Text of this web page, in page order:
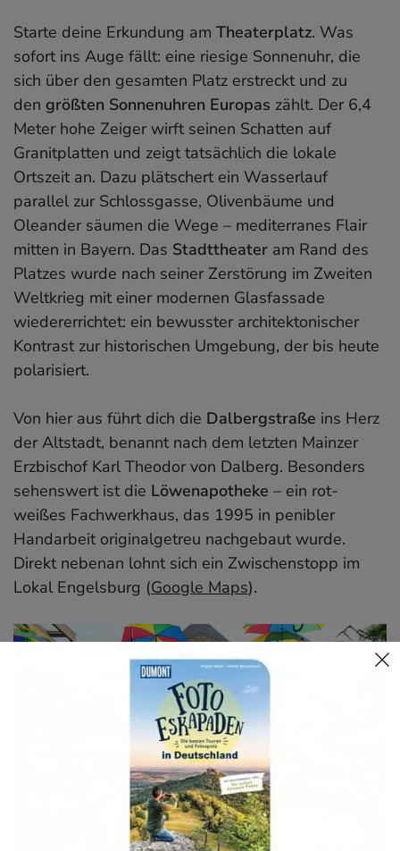
Starte deine Erkundung am Theaterplatz. Was
sofort ins Auge fällt: eine riesige Sonnenuhr, die
sich über den gesamten Platz erstreckt und zu
den größten Sonnenuhren Europas zählt. Der 6,4
Meter hohe Zeiger wirft seinen Schatten auf
Granitplatten und zeigt tatsächlich die lokale
Ortszeit an. Dazu plätschert ein Wasserlauf
parallel zur Schlossgasse, Olivenbäume und
Oleander säumen die Wege – mediterranes Flair
mitten in Bayern. Das Stadttheater am Rand des
Platzes wurde nach seiner Zerstörung im Zweiten
Weltkrieg mit einer modernen Glasfassade
wiedererrichtet: ein bewusster architektonischer
Kontrast zur historischen Umgebung, der bis heute
polarisiert.
Von hier aus führt dich die Dalbergstraße ins Herz
der Altstadt, benannt nach dem letzten Mainzer
Erzbischof Karl Theodor von Dalberg. Besonders
sehenswert ist die Löwenapotheke – ein rot-
weißes Fachwerkhaus, das 1995 in penibler
Handarbeit originalgetreu nachgebaut wurde.
Direkt nebenan lohnt sich ein Zwischenstopp im
Lokal Engelsburg (Google Maps).